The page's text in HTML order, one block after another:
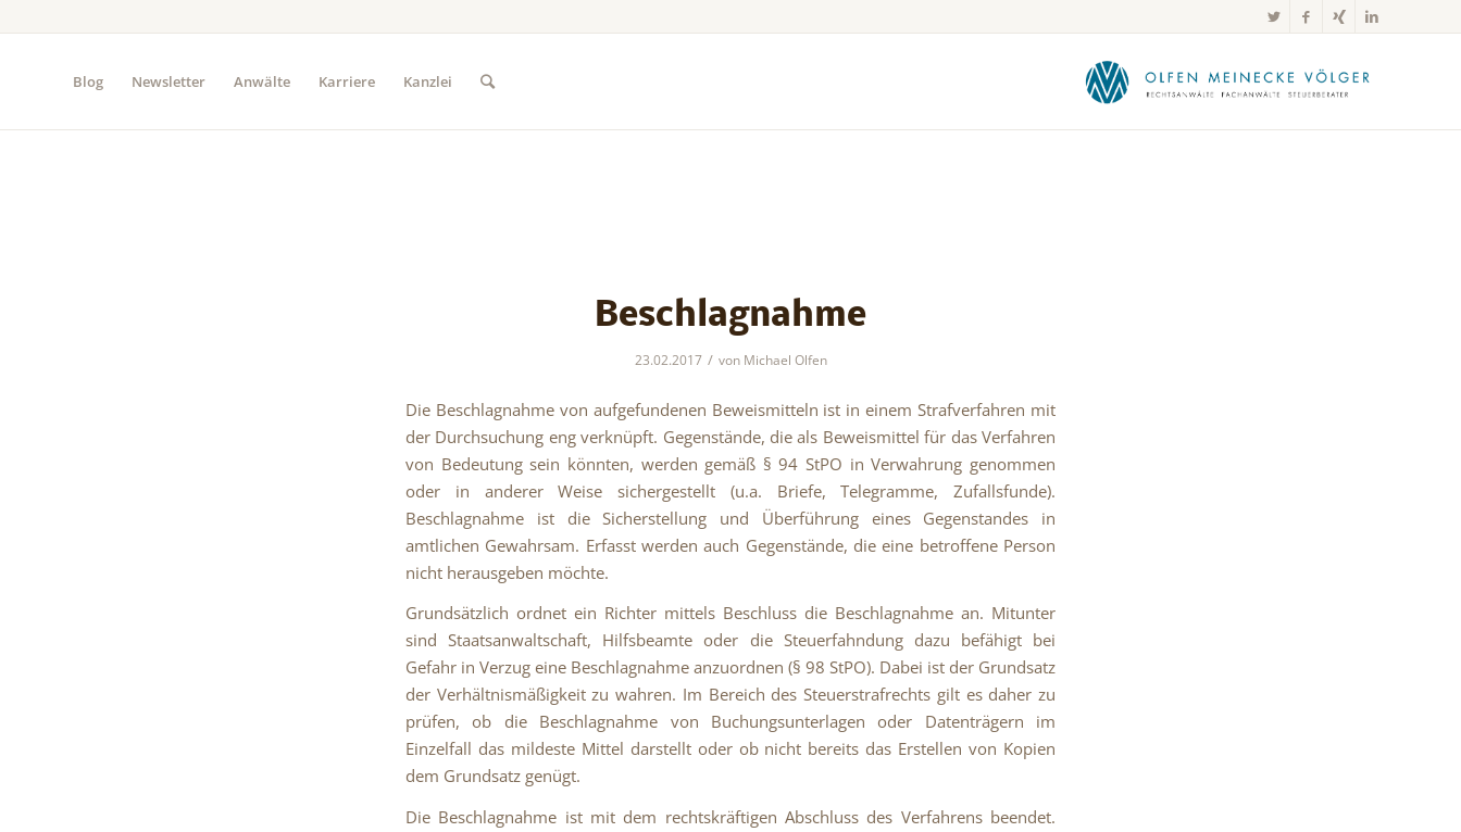
Blog Newsletter Anwälte Karriere Kanzlei
Beschlagnahme
23.02.2017 / von Michael Olfen
Die Beschlagnahme von aufgefundenen Beweismitteln ist in einem Strafverfahren mit
der Durchsuchung eng verknüpft. Gegenstände, die als Beweismittel für das Verfahren
von Bedeutung sein könnten, werden gemäß § 94 StPO in Verwahrung genommen
oder in anderer Weise sichergestellt (u.a. Briefe, Telegramme, Zufallsfunde).
Beschlagnahme ist die Sicherstellung und Überführung eines Gegenstandes in
amtlichen Gewahrsam. Erfasst werden auch Gegenstände, die eine betroffene Person
nicht herausgeben möchte.
Grundsätzlich ordnet ein Richter mittels Beschluss die Beschlagnahme an. Mitunter
sind Staatsanwaltschaft, Hilfsbeamte oder die Steuerfahndung dazu befähigt bei
Gefahr in Verzug eine Beschlagnahme anzuordnen (§ 98 StPO). Dabei ist der Grundsatz
der Verhältnismäßigkeit zu wahren. Im Bereich des Steuerstrafrechts gilt es daher zu
prüfen, ob die Beschlagnahme von Buchungsunterlagen oder Datenträgern im
Einzelfall das mildeste Mittel darstellt oder ob nicht bereits das Erstellen von Kopien
dem Grundsatz genügt.
Die Beschlagnahme ist mit dem rechtskräftigen Abschluss des Verfahrens beendet.